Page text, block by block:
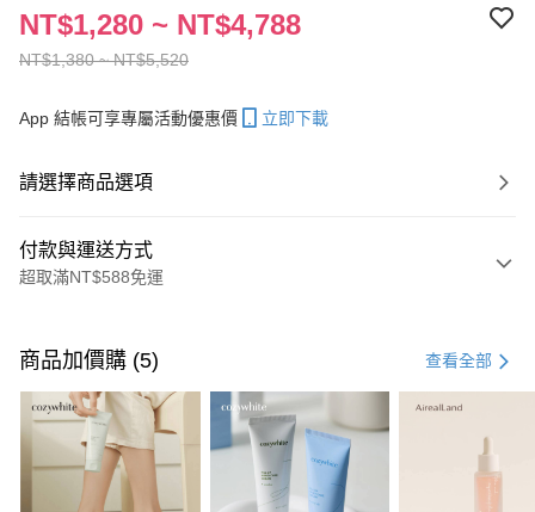
NT$1,380 ~ NT$5,520
NT$1,280 ~ NT$4,788
App 結帳可享專屬活動優惠價 立即下載
請選擇商品選項
付款與運送方式
超取滿NT$588免運
信用卡一次付款
信用卡分期付款
3 期 0 利率 每期 NT$426 21家銀行
合作金庫商業銀行
第一商業銀行
華南商業銀行
彰化商業銀行
超商取貨付款
商品加價購 (5) 查看全部